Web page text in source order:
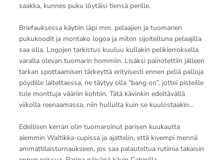
saakka, kunnes puku löytäisi tiensä perille.
Briefauksessa käytiin läpi mm. pelaajien ja tuomarien
pukukoodit ja montako logoa ja miten sijoiteltuna pelaajilla
saa olla. Logojen tarkistus kuuluu kullakin pelikierroksella
varalla olevan tuomarin hommiin. Lisäksi painotettiin jälleen
tarkan spottaamisen tärkeyttä erityisesti ennen peliä palloja
pöydille laitettaessa, ne täytyy olla “bang on”, jottei pisteille
tule monttuja vääriin kohtiin. Tätä kävinkin edeltävällä
viikolla reenaamassa, niin hullulta kuin se kuulostaakin…
Edellisen kerran olin tuomaroinut parisen kuukautta
aiemmin Waltikka-cupissa ja ajattelin, että kivempi mennä
ammattilaisturnaukseen, jos saa palauteltua rutiinia takaisin